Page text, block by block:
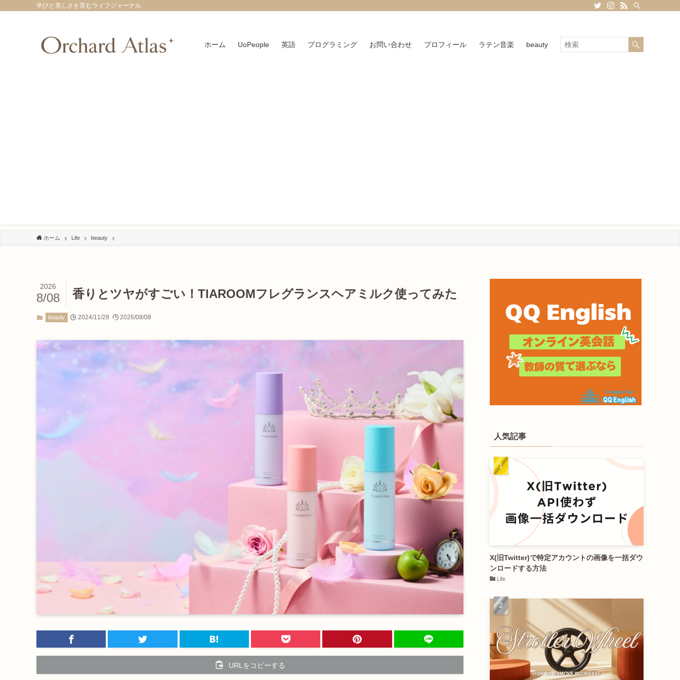
学びと美しさを育むライフジャーナル
ホーム UoPeople 英語 プログラミング お問い合わせ プロフィール ラテン音楽 beauty
ホーム Life beauty
香りとツヤがすごい！TIAROOMフレグランスヘアミルク使ってみた
2026
8/08
beauty 2024/11/28 2026/08/08
URLをコピーする
人気記事
X(旧Twitter)で特定アカウントの画像を一括ダウ
ンロードする方法
Life